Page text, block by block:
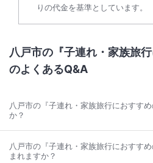
りの代金を基準としています。
八戸市の『子連れ・家族旅
のよくあるQ&A
八戸市の『子連れ・家族旅行におすす
か？
八戸市の『子連れ・家族旅行におすす
まれますか？